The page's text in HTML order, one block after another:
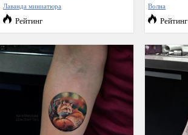
Лаванда миниатюра
Рейтинг
Волна
Рейтинг